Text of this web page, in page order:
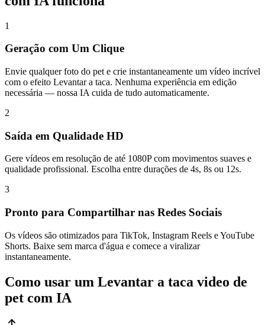
1
Geração com Um Clique
Envie qualquer foto do pet e crie instantaneamente um vídeo incrível
com o efeito Levantar a taca. Nenhuma experiência em edição
necessária — nossa IA cuida de tudo automaticamente.
2
Saída em Qualidade HD
Gere vídeos em resolução de até 1080P com movimentos suaves e
qualidade profissional. Escolha entre durações de 4s, 8s ou 12s.
3
Pronto para Compartilhar nas Redes Sociais
Os vídeos são otimizados para TikTok, Instagram Reels e YouTube
Shorts. Baixe sem marca d'água e comece a viralizar
instantaneamente.
Como usar um Levantar a taca video de
pet com IA